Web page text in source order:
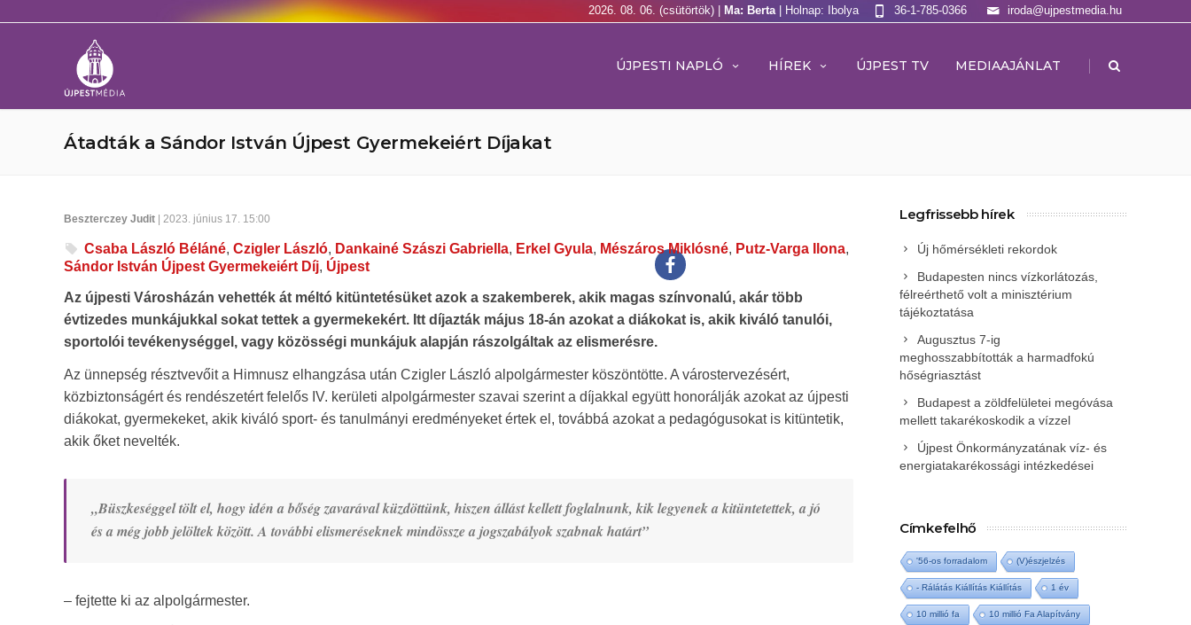
2026. 08. 06. (csütörtök) | Ma: Berta | Holnap: Ibolya iroda@ujpestmedia.hu
36-1-785-0366
ÚJPESTI NAPLÓ HÍREK ÚJPEST TV MEDIAAJÁNLAT |
Átadták a Sándor István Újpest Gyermekeiért Díjakat
Beszterczey Judit | 2023. június 17. 15:00
Csaba László Béláné, Czigler László, Dankainé Szászi Gabriella, Erkel Gyula, Mészáros Miklósné, Putz-Varga Ilona,
Sándor István Újpest Gyermekeiért Díj, Újpest
Az újpesti Városházán vehették át méltó kitüntetésüket azok a szakemberek, akik magas színvonalú, akár több
évtizedes munkájukkal sokat tettek a gyermekekért. Itt díjazták május 18-án azokat a diákokat is, akik kiváló tanulói,
sportolói tevékenységgel, vagy közösségi munkájuk alapján rászolgáltak az elismerésre.
Az ünnepség résztvevőit a Himnusz elhangzása után Czigler László alpolgármester köszöntötte. A várostervezésért,
közbiztonságért és rendészetért felelős IV. kerületi alpolgármester szavai szerint a díjakkal együtt honorálják azokat az újpesti
diákokat, gyermekeket, akik kiváló sport- és tanulmányi eredményeket értek el, továbbá azokat a pedagógusokat is kitüntetik,
akik őket nevelték.
„Büszkeséggel tölt el, hogy idén a bőség zavarával küzdöttünk, hiszen állást kellett foglalnunk, kik legyenek a kitüntetettek, a jó
és a még jobb jelöltek között. A további elismeréseknek mindössze a jogszabályok szabnak határt”
– fejtette ki az alpolgármester.
Legfrissebb hírek
Új hőmérsékleti rekordok
Budapesten nincs vízkorlátozás,
félreérthető volt a minisztérium
tájékoztatása
Augusztus 7-ig
meghosszabbították a harmadfokú
hőségriasztást
Budapest a zöldfelületei megóvása
mellett takarékoskodik a vízzel
Újpest Önkormányzatának víz- és
energiatakarékossági intézkedései
Címkefelhő
'56-os forradalom (V)észjelzés
- Rálátás Kiállítás Kiállítás 1 év
10 millió fa 10 millió Fa Alapítvány